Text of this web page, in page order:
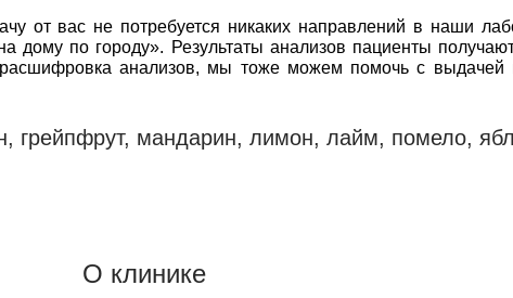
от вас не потребуется никаких направлений в наши
дому по городу». Результаты анализов пациенты
анализов, мы тоже можем помочь с
грейпфрут, мандарин, лимон, лайм, помело,
О клинике